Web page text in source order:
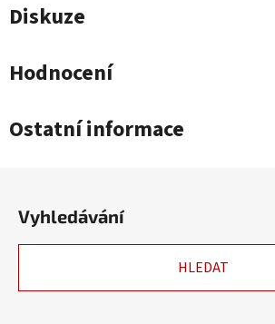
Diskuze
Hodnocení
Ostatní informace
Vyhledávání
HLEDAT